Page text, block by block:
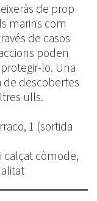
de prop
marins com
de casos
poden
lo. Una
de descobertes
ulls.
1 (sortida
calçat còmode,